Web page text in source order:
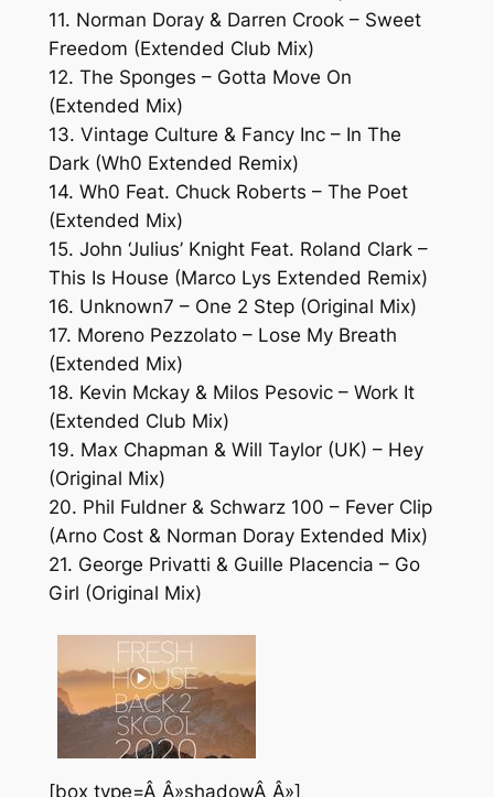
11. Norman Doray & Darren Crook – Sweet
Freedom (Extended Club Mix)
12. The Sponges – Gotta Move On
(Extended Mix)
13. Vintage Culture & Fancy Inc – In The
Dark (Wh0 Extended Remix)
14. Wh0 Feat. Chuck Roberts – The Poet
(Extended Mix)
15. John ‘Julius’ Knight Feat. Roland Clark –
This Is House (Marco Lys Extended Remix)
16. Unknown7 – One 2 Step (Original Mix)
17. Moreno Pezzolato – Lose My Breath
(Extended Mix)
18. Kevin Mckay & Milos Pesovic – Work It
(Extended Club Mix)
19. Max Chapman & Will Taylor (UK) – Hey
(Original Mix)
20. Phil Fuldner & Schwarz 100 – Fever Clip
(Arno Cost & Norman Doray Extended Mix)
21. George Privatti & Guille Placencia – Go
Girl (Original Mix)
[box type=Â Â»shadowÂ Â»]